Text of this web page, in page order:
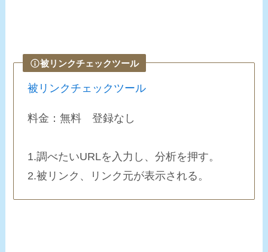
被リンクチェックツール
被リンクチェックツール
料金：無料 登録なし
1.調べたいURLを入力し、分析を押す。
2.被リンク、リンク元が表示される。